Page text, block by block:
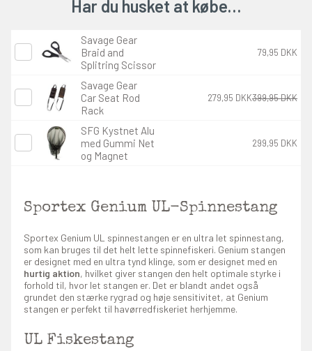
Har du husket at købe…
Savage Gear
Braid and
Splitring Scissor
79,95 DKK
Savage Gear
Car Seat Rod
Rack
279,95 DKK399,95 DKK
SFG Kystnet Alu
med Gummi Net
og Magnet
299,95 DKK
Sportex Genium UL-Spinnestang
Sportex Genium UL spinnestangen er en ultra let spinnestang,
som kan bruges til det helt lette spinnefiskeri. Genium stangen
er designet med en ultra tynd klinge, som er designet med en
hurtig aktion, hvilket giver stangen den helt optimale styrke i
forhold til, hvor let stangen er. Det er blandt andet også
grundet den stærke rygrad og høje sensitivitet, at Genium
stangen er perfekt til havørredfiskeriet herhjemme.
UL Fiskestang